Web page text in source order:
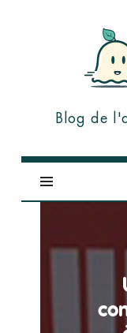
Blog de